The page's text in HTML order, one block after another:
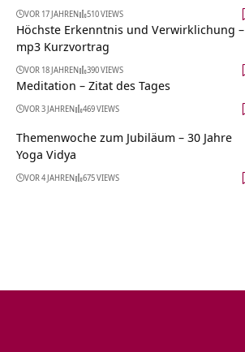
VOR 17 JAHREN 510 VIEWS
Höchste Erkenntnis und Verwirklichung –
mp3 Kurzvortrag
VOR 18 JAHREN 390 VIEWS
Meditation – Zitat des Tages
VOR 3 JAHREN 469 VIEWS
Themenwoche zum Jubiläum – 30 Jahre
Yoga Vidya
VOR 4 JAHREN 675 VIEWS